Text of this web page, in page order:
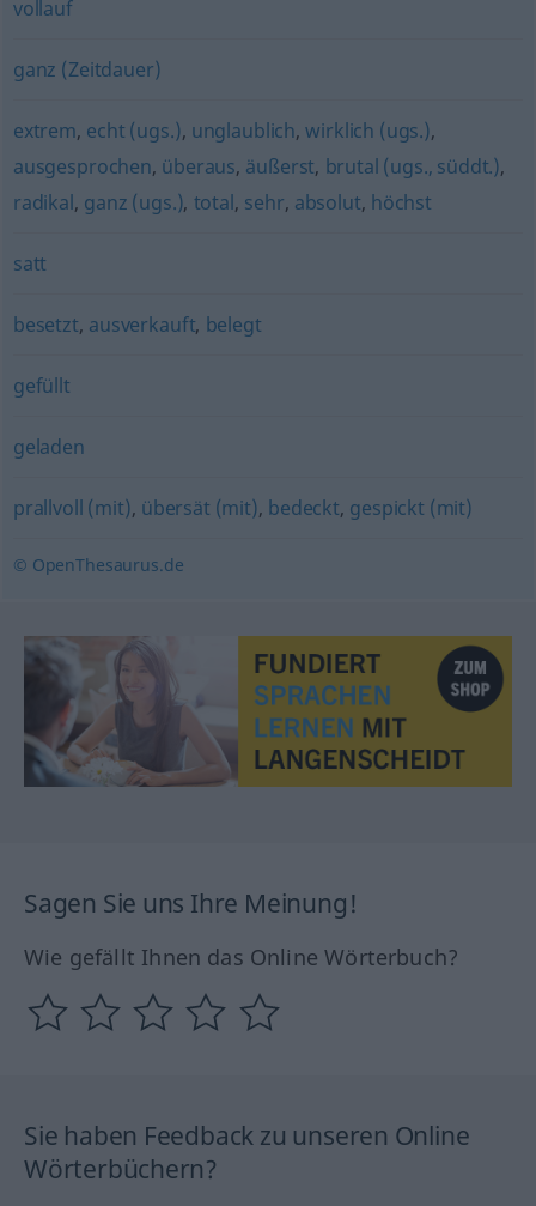
vollauf
ganz (Zeitdauer)
extrem, echt (ugs.), unglaublich,wirklich (ugs.),
ausgesprochen, überaus, äußerst, brutal (ugs., süddt.),
radikal, ganz (ugs.), total, sehr, absolut, höchst
satt
besetzt, ausverkauft, belegt
gefüllt
geladen
prallvoll (mit), übersät (mit), bedeckt, gespickt (mit)
© OpenThesaurus.de
Sagen Sie uns Ihre Meinung!
Wie gefällt Ihnen das Online Wörterbuch?
Sie haben Feedback zu unseren Online
Wörterbüchern?